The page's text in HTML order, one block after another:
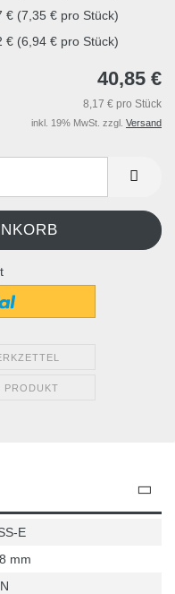
€ (7,35 € pro Stück)
€ (6,94 € pro Stück)
40,85 €
8,17 € pro Stück
inkl. 19% MwSt. zzgl. Versand
PRODUKT
E
mm